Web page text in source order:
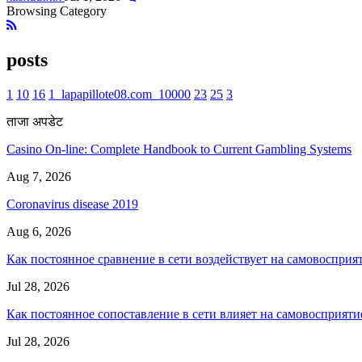
Browsing Category
posts
1 10 16 1_lapapillote08.com_10000 23 25 3
ताजा अपडेट
Casino On-line: Complete Handbook to Current Gambling Systems
Aug 7, 2026
Coronavirus disease 2019
Aug 6, 2026
Как постоянное сравнение в сети воздействует на
Jul 28, 2026
Как постоянное сопоставление в сети влияет на
Jul 28, 2026